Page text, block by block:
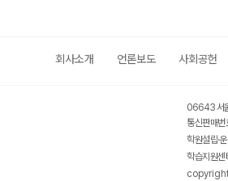
회사소개 언론보도 사회공헌
06643 서
통신판매
학원설립·
학습지원